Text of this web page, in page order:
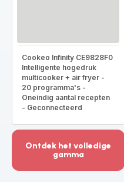
Cookeo Infinity CE9828F0
Intelligente hogedruk
multicooker + air fryer -
20 programma's -
Oneindig aantal recepten
- Geconnecteerd
Ontdek het volledige
gamma